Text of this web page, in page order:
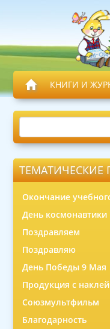
КНИГИ И
ТЕМАТИЧЕСКИЕ
Окончание
День космонавтики
Поздравляем
Поздравляю
День Победы 9 Мая
Продукция с
Союзмультфильм
Благодарность